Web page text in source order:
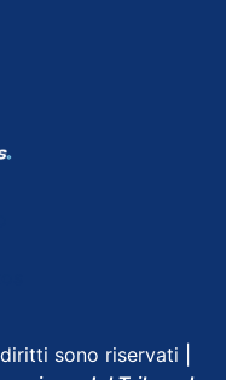
sono riservati |